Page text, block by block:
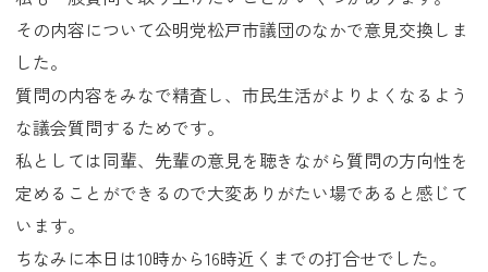
その内容について公明党松戸市議団のなかで意見交換しま
した。
質問の内容をみなで精査し、市民生活がよりよくなるよう
な議会質問するためです。
私としては同輩、先輩の意見を聴きながら質問の方向性を
定めることができるので大変ありがたい場であると感じて
います。
ちなみに本日は10時から16時近くまでの打合せでした。